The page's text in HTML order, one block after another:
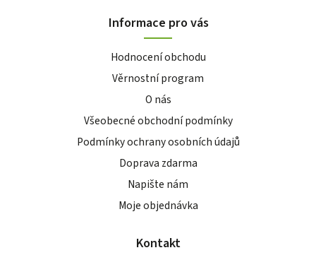
Informace pro vás
Hodnocení obchodu
Věrnostní program
O nás
Všeobecné obchodní podmínky
Podmínky ochrany osobních údajů
Doprava zdarma
Napište nám
Moje objednávka
Kontakt